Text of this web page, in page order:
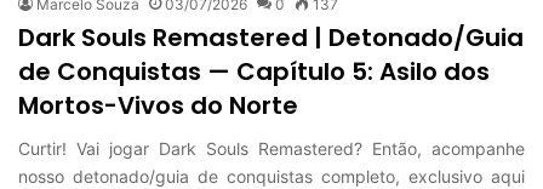
Marcelo Souza 03/07/2026 0 137
Dark Souls Remastered | Detonado/Guia
de Conquistas — Capítulo 5: Asilo dos
Mortos-Vivos do Norte
Curtir! Vai jogar Dark Souls Remastered? Então, acompanhe
nosso detonado/guia de conquistas completo, exclusivo aqui